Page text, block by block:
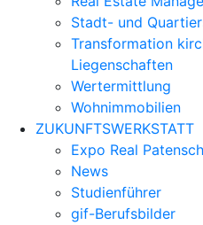
Stadt- und
Transformation
Liegenschaften
Wertermittlung
Wohnimmobilien
ZUKUNFTSWERKSTATT
Expo Real
News
Studienführer
gif-Berufsbilder